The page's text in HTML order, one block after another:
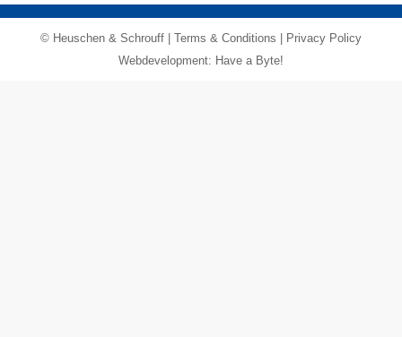
© Heuschen & Schrouff | Terms & Conditions
Privacy Policy
Webdevelopment: Have a Byte!